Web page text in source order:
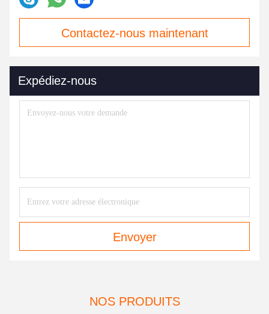
Contactez-nous maintenant
Expédiez-nous
Envoyer
NOS PRODUITS